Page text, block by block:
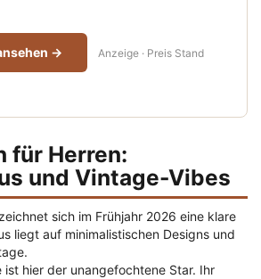
→ Anzeige · Preis Stand
für Herren:
und Vintage-Vibes
sich im Frühjahr 2026 eine klare
liegt auf minimalistischen Designs und
ist hier der unangefochtene Star. Ihr